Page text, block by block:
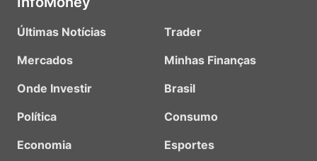
Últimas Notícias
Mercados
Onde Investir
Política
Economia
Trader
Minhas Finanças
Brasil
Consumo
Esportes